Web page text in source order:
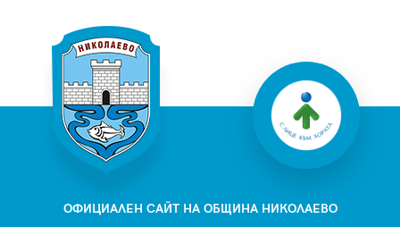
ОФИЦИАЛЕН САЙТ НА ОБЩИНА НИКОЛАЕВО